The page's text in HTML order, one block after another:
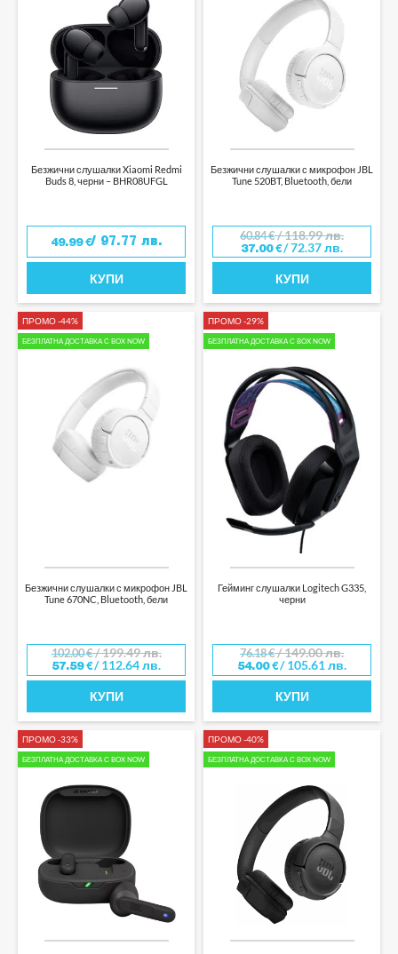
Безжични слушалки Xiaomi Redmi
Buds 8, черни – BHR08UFGL
49.99€/ 97.77 лв.
КУПИ
Безжични слушалки с микрофон JBL
Tune 520BT, Bluetooth, бели
60.84€/ 118.99 лв.
37.00€/ 72.37 лв.
КУПИ
ПРОМО -44%
БЕЗПЛАТНА ДОСТАВКА С BOX NOW
Безжични слушалки с микрофон JBL
Tune 670NC, Bluetooth, бели
102.00€/ 199.49 лв.
57.59€/ 112.64 лв.
КУПИ
ПРОМО -29%
БЕЗПЛАТНА ДОСТАВКА С BOX NOW
Гейминг слушалки Logitech G335,
черни
76.18€/ 149.00 лв.
54.00€/ 105.61 лв.
КУПИ
ПРОМО -33%
БЕЗПЛАТНА ДОСТАВКА С BOX NOW
ПРОМО -40%
БЕЗПЛАТНА ДОСТАВКА С BOX NOW